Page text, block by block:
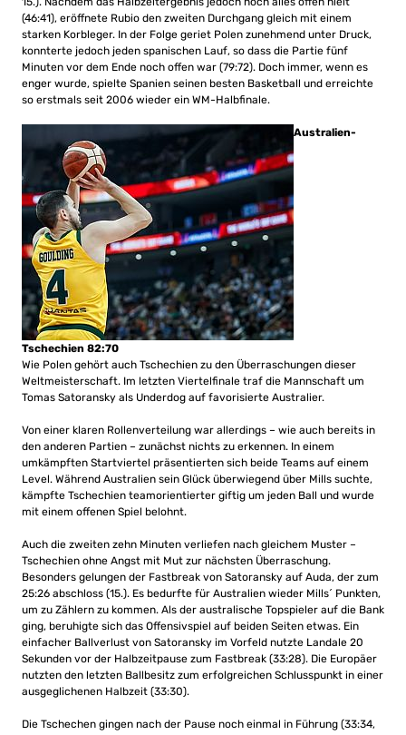
(46:41), eröffnete Rubio den zweiten Durchgang gleich mit einem
starken Korbleger. In der Folge geriet Polen zunehmend unter Druck,
konnterte jedoch jeden spanischen Lauf, so dass die Partie fünf
Minuten vor dem Ende noch offen war (79:72). Doch immer, wenn es
enger wurde, spielte Spanien seinen besten Basketball und erreichte
so erstmals seit 2006 wieder ein WM-Halbfinale.
Australien-
Tschechien 82:70
Wie Polen gehört auch Tschechien zu den Überraschungen dieser
Weltmeisterschaft. Im letzten Viertelfinale traf die Mannschaft um
Tomas Satoransky als Underdog auf favorisierte Australier.
Von einer klaren Rollenverteilung war allerdings – wie auch bereits in
den anderen Partien – zunächst nichts zu erkennen. In einem
umkämpften Startviertel präsentierten sich beide Teams auf einem
Level. Während Australien sein Glück überwiegend über Mills suchte,
kämpfte Tschechien teamorientierter giftig um jeden Ball und wurde
mit einem offenen Spiel belohnt.
Auch die zweiten zehn Minuten verliefen nach gleichem Muster –
Tschechien ohne Angst mit Mut zur nächsten Überraschung.
Besonders gelungen der Fastbreak von Satoransky auf Auda, der zum
25:26 abschloss (15.). Es bedurfte für Australien wieder Mills´ Punkten,
um zu Zählern zu kommen. Als der australische Topspieler auf die Bank
ging, beruhigte sich das Offensivspiel auf beiden Seiten etwas. Ein
einfacher Ballverlust von Satoransky im Vorfeld nutzte Landale 20
Sekunden vor der Halbzeitpause zum Fastbreak (33:28). Die Europäer
nutzten den letzten Ballbesitz zum erfolgreichen Schlusspunkt in einer
ausgeglichenen Halbzeit (33:30).
Die Tschechen gingen nach der Pause noch einmal in Führung (33:34,